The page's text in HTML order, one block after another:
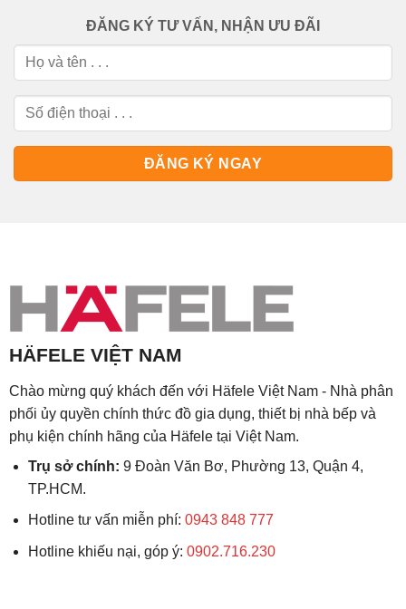
ĐĂNG KÝ TƯ VẤN, NHẬN ƯU ĐÃI
HÄFELE VIỆT NAM
Chào mừng quý khách đến với Häfele Việt Nam - Nhà phân
phối ủy quyền chính thức đồ gia dụng, thiết bị nhà bếp và
phụ kiện chính hãng của Häfele tại Việt Nam.
Trụ sở chính: 9 Đoàn Văn Bơ, Phường 13, Quận 4,
TP.HCM.
Hotline tư vấn miễn phí: 0943 848 777
Hotline khiếu nại, góp ý: 0902.716.230